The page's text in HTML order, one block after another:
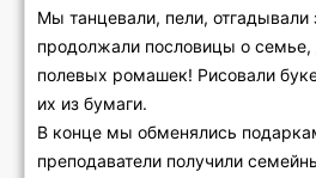
Мы танцевали, пели, отгадывали
продолжали пословицы о семье,
полевых ромашек! Рисовали
их из бумаги.
В конце мы обменялись
преподаватели получили